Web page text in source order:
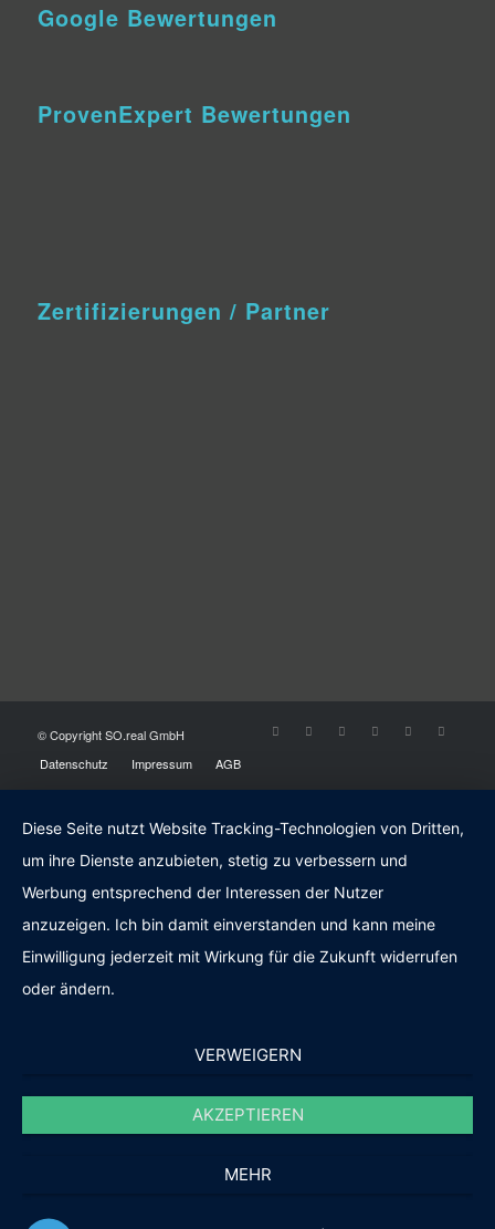
Google Bewertungen
ProvenExpert Bewertungen
Zertifizierungen / Partner
© Copyright SO.real GmbH
Datenschutz
Impressum AGB
Diese Seite nutzt Website Tracking-Technologien von Dritten,
um ihre Dienste anzubieten, stetig zu verbessern und
Werbung entsprechend der Interessen der Nutzer
anzuzeigen. Ich bin damit einverstanden und kann meine
Einwilligung jederzeit mit Wirkung für die Zukunft widerrufen
oder ändern.
VERWEIGERN
AKZEPTIEREN
MEHR